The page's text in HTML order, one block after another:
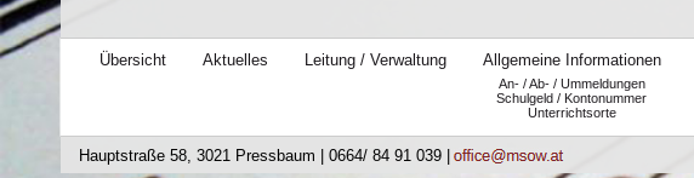
Übersicht Aktuelles Leitung / Verwaltung Allgemeine Informationen
An- / Ab- / Ummeldungen
Schulgeld / Kontonummer
Unterrichtsorte
Hauptstraße 58, 3021 Pressbaum | 0664/ 84 91 039 |